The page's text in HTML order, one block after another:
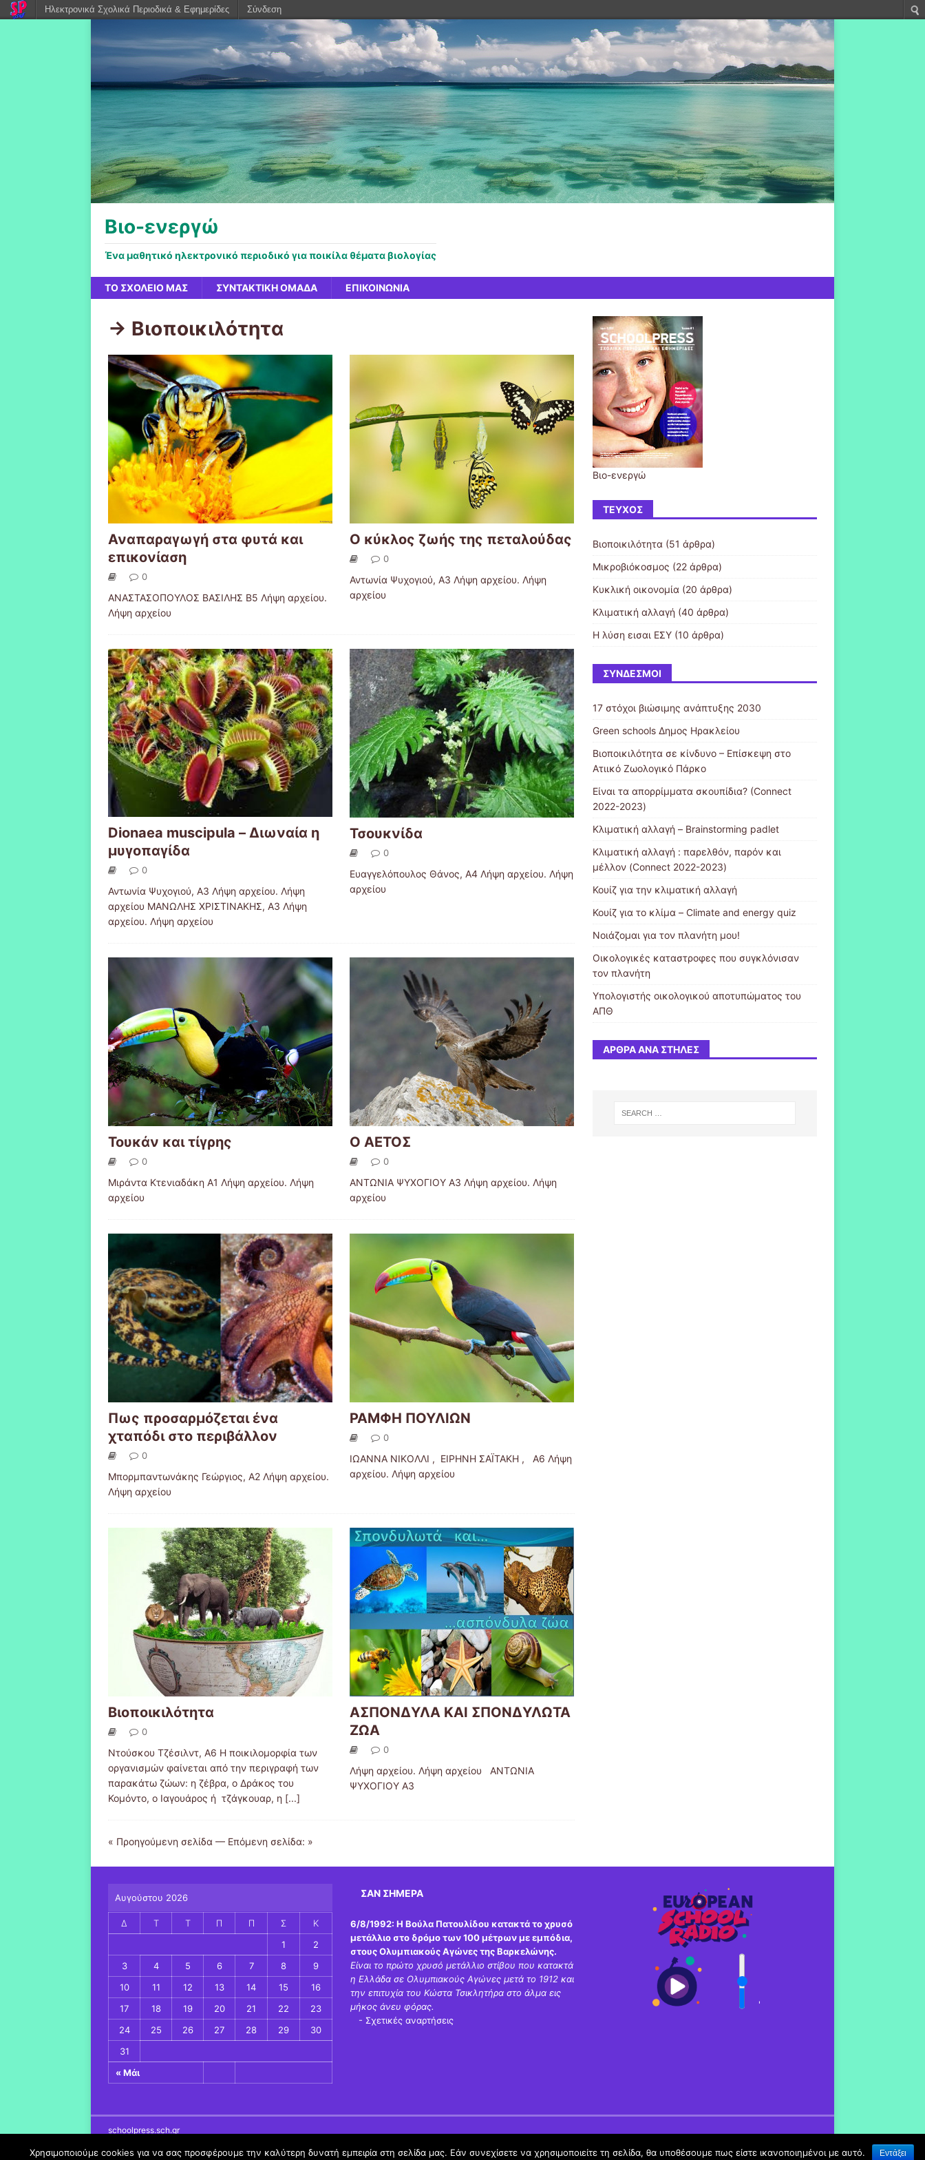
Βιο-ενεργώ
Ένα μαθητικό ηλεκτρονικό περιοδικό για ποικίλα θέματα βιολογίας
ΤΟ ΣΧΟΛΕΊΟ ΜΑΣ ΣΥΝΤΑΚΤΙΚΉ ΟΜΆΔΑ ΕΠΙΚΟΙΝΩΝΊΑ
-> Βιοποικιλότητα
Αναπαραγωγή στα φυτά και
επικονίαση
0
ΑΝΑΣΤΑΣΟΠΟΥΛΟΣ ΒΑΣΙΛΗΣ Β5 Λήψη αρχείου.
Λήψη αρχείου
Ο κύκλος ζωής της πεταλούδας
0
Αντωνία Ψυχογιού, Α3 Λήψη αρχείου. Λήψη
αρχείου
Dionaea muscipula – Διωναία η
μυγοπαγίδα
0
Αντωνία Ψυχογιού, Α3 Λήψη αρχείου. Λήψη
αρχείου ΜΑΝΩΛΗΣ ΧΡΙΣΤΙΝΑΚΗΣ, Α3 Λήψη
αρχείου. Λήψη αρχείου
Τσουκνίδα
0
Ευαγγελόπουλος Θάνος, Α4 Λήψη αρχείου. Λήψη
αρχείου
Τουκάν και τίγρης
0
Μιράντα Κτενιαδάκη Α1 Λήψη αρχείου. Λήψη
αρχείου
Ο ΑΕΤΟΣ
0
ΑΝΤΩΝΙΑ ΨΥΧΟΓΙΟΥ Α3 Λήψη αρχείου. Λήψη
αρχείου
Πως προσαρμόζεται ένα
χταπόδι στο περιβάλλον
0
Μπορμπαντωνάκης Γεώργιος, A2 Λήψη αρχείου.
Λήψη αρχείου
ΡΑΜΦΗ ΠΟΥΛΙΩΝ
0
ΙΩΑΝΝΑ ΝΙΚΟΛΛΙ , ΕΙΡΗΝΗ ΣΑΪΤΑΚΗ , Α6 Λήψη
αρχείου. Λήψη αρχείου
Βιοποικιλότητα
0
Ντούσκου Τζέσιλντ, Α6 Η ποικιλομορφία των
οργανισμών φαίνεται από την περιγραφή των
παρακάτω ζώων: η ζέβρα, ο Δράκος του
Κομόντο, ο Ιαγουάρος ή τζάγκουαρ, η [...]
ΑΣΠΟΝΔΥΛΑ ΚΑΙ ΣΠΟΝΔΥΛΩΤΑ
ΖΩΑ
0
Λήψη αρχείου. Λήψη αρχείου ΑΝΤΩΝΙΑ
ΨΥΧΟΓΙΟΥ Α3
« Προηγούμενη σελίδα — Επόμενη σελίδα: »
Βιο-ενεργώ
ΤΕΎΧΟΣ
Βιοποικιλότητα (51 άρθρα)
Μικροβιόκοσμος (22 άρθρα)
Κυκλική οικονομία (20 άρθρα)
Κλιματική αλλαγή (40 άρθρα)
Η λύση εισαι ΕΣΥ(10 άρθρα)
ΣΎΝΔΕΣΜΟΙ
17 στόχοι βιώσιμης ανάπτυξης 2030
Green schools Δημος Ηρακλείου
Βιοποικιλότητα σε κίνδυνο – Επίσκεψη στο
Ατιικό Ζωολογικό Πάρκο
Είναι τα απορρίμματα σκουπίδια? (Connect
2022-2023)
Κλιματική αλλαγή – Brainstorming padlet
Κλιματική αλλαγή : παρελθόν, παρόν και
μέλλον (Connect 2022-2023)
Κουίζ για την κλιματική αλλαγή
Κουίζ για το κλίμα – Climate and energy quiz
Νοιάζομαι για τον πλανήτη μου!
Οικολογικές καταστροφες που συγκλόνισαν
τον πλανήτη
Υπολογιστής οικολογικού αποτυπώματος του
ΑΠΘ
ΆΡΘΡΑ ΑΝΆ ΣΤΉΛΕΣ
Αυγούστου 2026
Δ Τ Τ Π Π Σ Κ
« Μάι
1
2
3
4 5 6 7 8
9
10
11 12 13 14 15
16
17
18 19 20 21 22
23
24
25 26 27 28 29
30
31
ΣΑΝ ΣΉΜΕΡΑ
6/8/1992: Η Βούλα Πατουλίδου κατακτά το χρυσό
μετάλλιο στο δρόμο των 100 μέτρων με εμπόδια,
στους Ολυμπιακούς Αγώνες της Βαρκελώνης.
Είναι το πρώτο χρυσό μετάλλιο στίβου που κατακτά
η Ελλάδα σε Ολυμπιακούς Αγώνες μετά το 1912 και
την επιτυχία του Κώστα Τσικλητήρα στο άλμα εις
μήκος άνευ φόρας.
- Σχετικές αναρτήσεις
'
schoolpress.sch.gr
Ηλεκτρονικά Σχολικά Περιοδικά & Εφημερίδες Σύνδεση
Χρησιμοποιούμε cookies για να σας προσφέρουμε την καλύτερη δυνατή εμπειρία στη σελίδα μας. Εάν συνεχίσετε να χρησιμοποιείτε τη σελίδα, θα υποθέσουμε πως είστε ικανοποιημένοι με αυτό. Εντάξει